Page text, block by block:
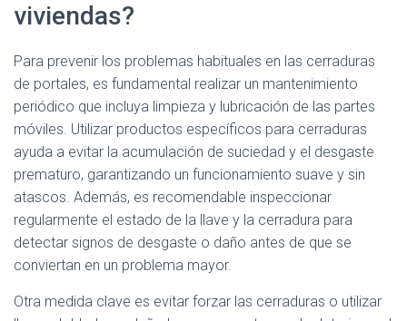
viviendas?
Para prevenir los problemas habituales en las cerraduras
de portales, es fundamental realizar un mantenimiento
periódico que incluya limpieza y lubricación de las partes
móviles. Utilizar productos específicos para cerraduras
ayuda a evitar la acumulación de suciedad y el desgaste
prematuro, garantizando un funcionamiento suave y sin
atascos. Además, es recomendable inspeccionar
regularmente el estado de la llave y la cerradura para
detectar signos de desgaste o daño antes de que se
conviertan en un problema mayor.
Otra medida clave es evitar forzar las cerraduras o utilizar